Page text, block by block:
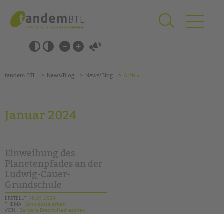
springen
Barrierefrei-
Einstellungen
überspringen
überspringen
Förderzentren
Kollegs
EFöB
Schulbezogene Sozialarbeit
Tagesgruppen
tandem BTL News/Blog News/Blog Archiv
Januar 2024
Einweihung des
Planetenpfades an der
Ludwig-Cauer-
Grundschule
ERSTELLT 18.01.2024
THEMA Schulsozialarbeit
VON
Barbara Brecht-Hadraschek